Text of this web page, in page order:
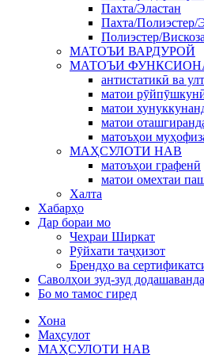
Пахта/Эластан
Пахта/Полиэстер/
Полиэстер/
МАТОЪИ ВАРДУРОЙ
МАТОЪИ
антистатикӣ ва
матои
матои
матои
матоъҳои
МАҲСУЛОТИ НАВ
матоъҳои графенӣ
матои омехтаи
Халта
Хабарҳо
Дар бораи мо
Чеҳраи Ширкат
Рӯйхати таҷҳизот
Брендҳо ва
Саволҳои зуд-зуд додашаванда
Бо мо тамос гиред
Хона
Маҳсулот
МАҲСУЛОТИ НАВ